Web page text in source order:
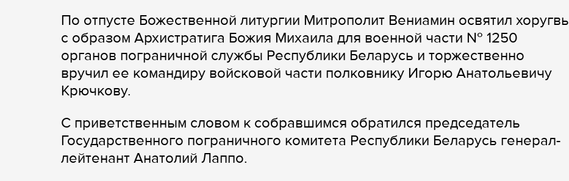
По отпусте Божественной литургии Митрополит Вениамин освятил хоругвь
с образом Архистратига Божия Михаила для военной части № 1250
органов пограничной службы Республики Беларусь и торжественно
вручил ее командиру войсковой части полковнику Игорю Анатольевичу
Крючкову.
С приветственным словом к собравшимся обратился председатель
Государственного пограничного комитета Республики Беларусь генерал-
лейтенант Анатолий Лаппо.